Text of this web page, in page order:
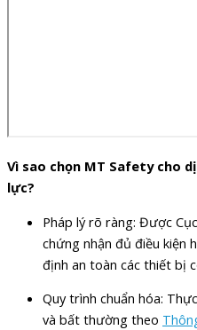
Vì sao chọn MT Safety cho
lực?
Pháp lý rõ ràng: Được
chứng nhận đủ điều kiện
định an toàn các thiết bị
Quy trình chuẩn hóa:
và bất thường theo